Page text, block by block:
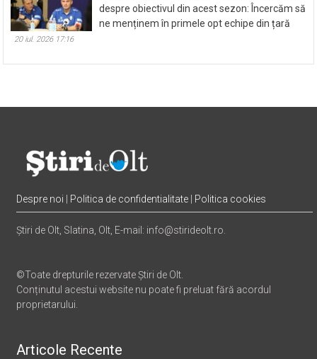
despre obiectivul din acest sezon: Încercăm să
ne menținem în primele opt echipe din țară
20 iul. 2026 17:16
Despre noi Politica de confidentialitate Politica cookies
Știri de Olt, Slatina, Olt, E-mail: info@stirideolt.ro.
©Toate drepturile rezervate Știri de Olt.
Conținutul acestui website nu poate fi preluat fără acordul
proprietarului.
Articole Recente